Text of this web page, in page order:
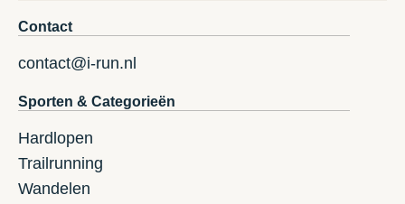
Contact
contact@i-run.nl
Sporten & Categorieën
Hardlopen
Trailrunning
Wandelen